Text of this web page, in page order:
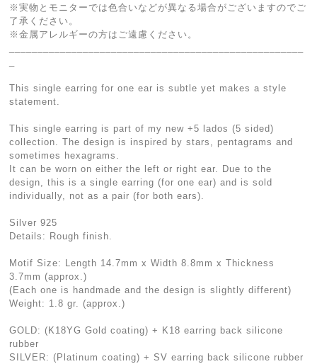
※実物とモニターでは色合いなどが異なる場合がございますのでご
了承ください。
※金属アレルギーの方はご遠慮ください。
This single earring for one ear is subtle yet makes a style
statement.
This single earring is part of my new +5 lados (5 sided)
collection. The design is inspired by stars, pentagrams and
sometimes hexagrams.
It can be worn on either the left or right ear. Due to the
design, this is a single earring (for one ear) and is sold
individually, not as a pair (for both ears).
Silver 925
Details: Rough finish.
Motif Size: Length 14.7mm x Width 8.8mm x Thickness
3.7mm (approx.)
(Each one is handmade and the design is slightly different)
Weight: 1.8 gr. (approx.)
GOLD: (K18YG Gold coating) + K18 earring back silicone
rubber
SILVER: (Platinum coating) + SV earring back silicone rubber